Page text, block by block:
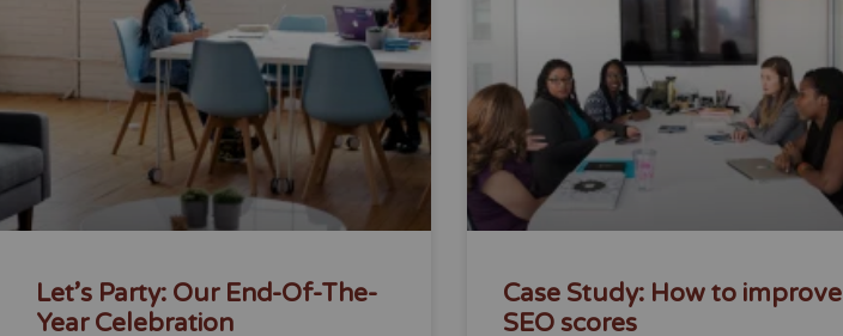
Let’s Party: Our End-Of-The-
Year Celebration
Case Study: How to improve
SEO scores